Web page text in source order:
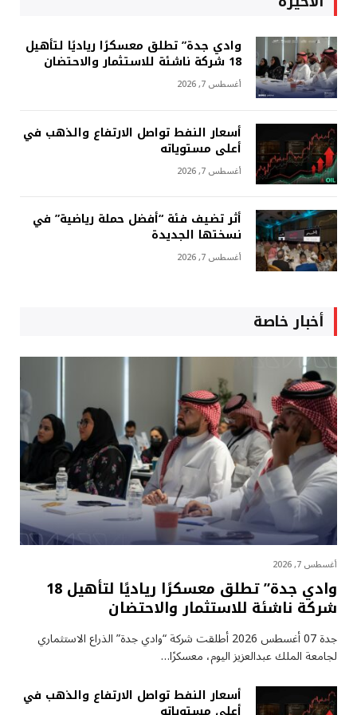
وادي جدة” تطلق معسكرًا رياديًا لتأهيل
18 شركة ناشئة للاستثمار والاحتضان
أغسطس 7, 2026
أسعار النفط تواصل الارتفاع والذهب في
أعلى مستوياته
أغسطس 7, 2026
أثر تضيف فئة “أفضل حملة رياضية” في
نسختها الجديدة
أغسطس 7, 2026
أخبار خاصة
أغسطس 7, 2026
وادي جدة” تطلق معسكرًا رياديًا لتأهيل 18
شركة ناشئة للاستثمار والاحتضان
جدة 07 أغسطس 2026 أطلقت شركة “وادي جدة” الذراع الاستثماري
لجامعة الملك عبدالعزيز اليوم، معسكرًا…
أسعار النفط تواصل الارتفاع والذهب في